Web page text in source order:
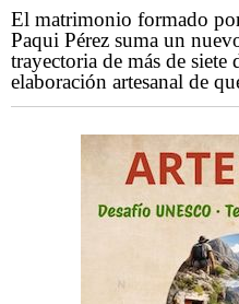
El matrimonio formado
Paqui Pérez suma un
trayectoria de más de siete
elaboración artesanal de